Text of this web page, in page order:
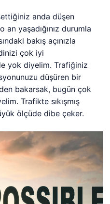
anda düşen
an yaşadığınız durumla
bakış açınızla
çok iyi
yok diyelim. Trafiğiniz
düşüren bir
bakarsak, bugün çok
Trafikte sıkışmış
ölçüde dibe çeker.